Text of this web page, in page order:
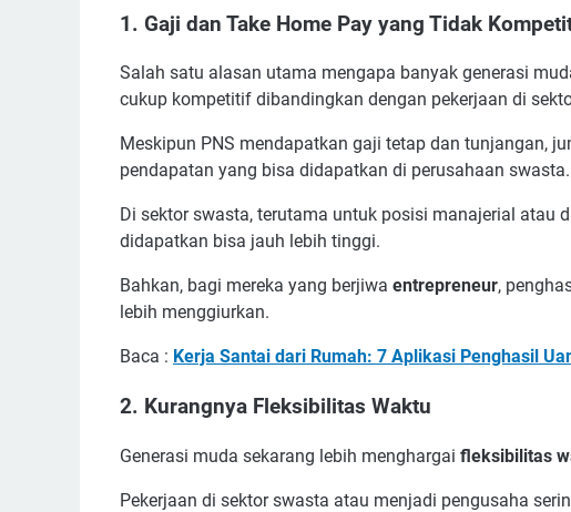
1. Gaji dan Take Home Pay yang Tidak
Salah satu alasan utama mengapa banyak generasi
cukup kompetitif dibandingkan dengan pekerjaan di
Meskipun PNS mendapatkan gaji tetap dan tunjangan,
pendapatan yang bisa didapatkan di perusahaan swasta.
Di sektor swasta, terutama untuk posisi manajerial atau
didapatkan bisa jauh lebih tinggi.
Bahkan, bagi mereka yang berjiwa entrepreneur,
lebih menggiurkan.
Baca : Kerja Santai dari Rumah: 7 Aplikasi Penghasil
2. Kurangnya Fleksibilitas Waktu
Generasi muda sekarang lebih menghargai fleksibilitas
Pekerjaan di sektor swasta atau menjadi pengusaha